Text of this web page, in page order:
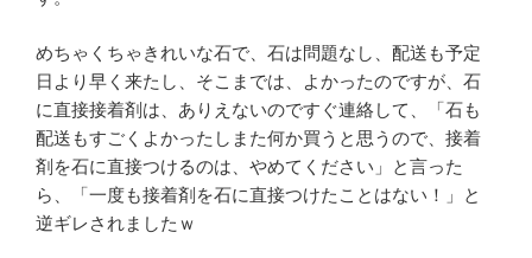
めちゃくちゃきれいな石で、石は問題なし、配送も予定
日より早く来たし、そこまでは、よかったのですが、石
に直接接着剤は、ありえないのですぐ連絡して、「石も
配送もすごくよかったしまた何か買うと思うので、接着
剤を石に直接つけるのは、やめてください」と言った
ら、「一度も接着剤を石に直接つけたことはない！」と
逆ギレされましたｗ